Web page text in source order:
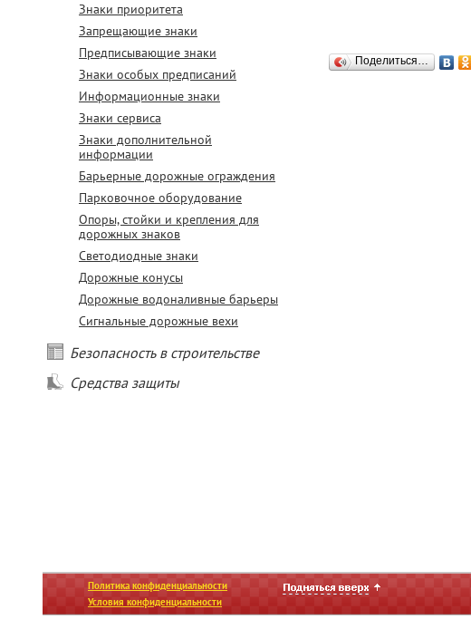
Знаки приоритета
Запрещающие знаки
Предписывающие знаки
Знаки особых предписаний
Информационные знаки
Знаки сервиса
Знаки дополнительной
информации
Барьерные дорожные ограждения
Парковочное оборудование
Опоры, стойки и крепления для
дорожных знаков
Светодиодные знаки
Дорожные конусы
Дорожные водоналивные барьеры
Сигнальные дорожные вехи
Безопасность в строительстве
Средства защиты
Поделиться…
Политика конфиденциальности
Условия конфиденциальности